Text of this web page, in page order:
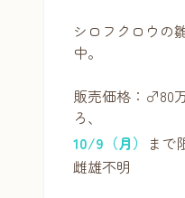
シロフクロウの
中。
販売価格：♂80
ろ、
10/9（月） まで
雌雄不明